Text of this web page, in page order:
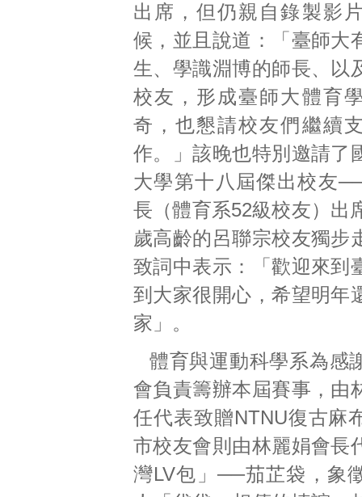
出席，但仍親自錄製影
候，並且說道：「臺師大
生、學識淵博的師長、以
校友，形成臺師大體育
奇，也懇請校友們繼續
作。」該晚也特別邀請了
大學第十八屆傑出校友
長（體育系52級校友）出
歲高齡的呂聯宗校友獨步
致詞中表示：「歡迎來到
到大家很開心，希望明年
家」。
體育與運動科學系為感
會負責籌辦本屆賽事，由
任代表致贈NTNU復古麻
市校友會則由林麗娟會長
灣LV包」──茄芷袋，象